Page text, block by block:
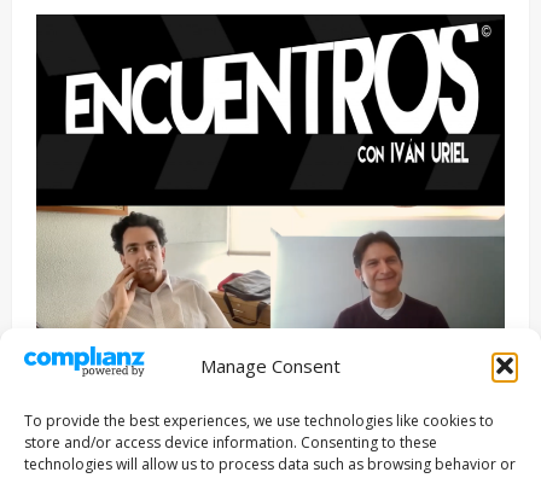
Manage Consent
To provide the best experiences, we use technologies like cookies to
store and/or access device information. Consenting to these
technologies will allow us to process data such as browsing behavior or
Entrevista Series
ENCUENTROS CON IVÁN URIEL T3E22: JUAN PATRICIO
RIVEROLL